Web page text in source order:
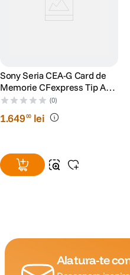
Sony Seria CEA-G Card de
Memorie CFexpress Tip A
240GB
(0)
1.64900 lei
Alatura-te